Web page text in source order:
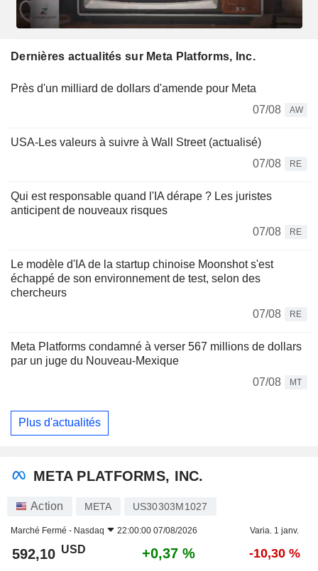
Dernières actualités sur Meta Platforms, Inc.
Près d'un milliard de dollars d'amende pour Meta
07/08
AW
USA-Les valeurs à suivre à Wall Street (actualisé)
07/08
RE
Qui est responsable quand l'IA dérape ? Les juristes
anticipent de nouveaux risques
07/08
RE
Le modèle d'IA de la startup chinoise Moonshot s'est
échappé de son environnement de test, selon des
chercheurs
07/08
RE
Meta Platforms condamné à verser 567 millions de dollars
par un juge du Nouveau-Mexique
07/08
MT
Plus d'actualités
META PLATFORMS, INC.
Action META US30303M1027
Marché Fermé - Nasdaq 22:00:00 07/08/2026 Varia. 1 janv.
592,10 USD +0,37 % -10,30 %